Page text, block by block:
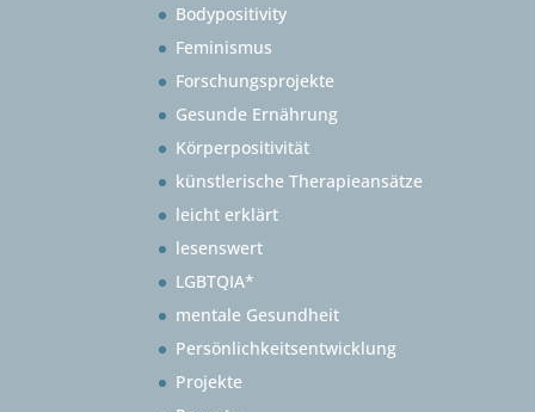
Bodypositivity
Feminismus
Forschungsprojekte
Gesunde Ernährung
Körperpositivität
künstlerische Therapieansätze
leicht erklärt
lesenswert
LGBTQIA*
mentale Gesundheit
Persönlichkeitsentwicklung
Projekte